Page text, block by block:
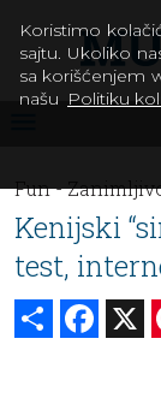
Fun -
Kenijski
test,
Share
Koristimo
sajtu. Ukoliko
sa korišćenjem
našu Politiku